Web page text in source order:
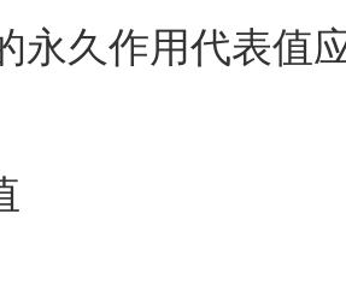
永久作用代表值